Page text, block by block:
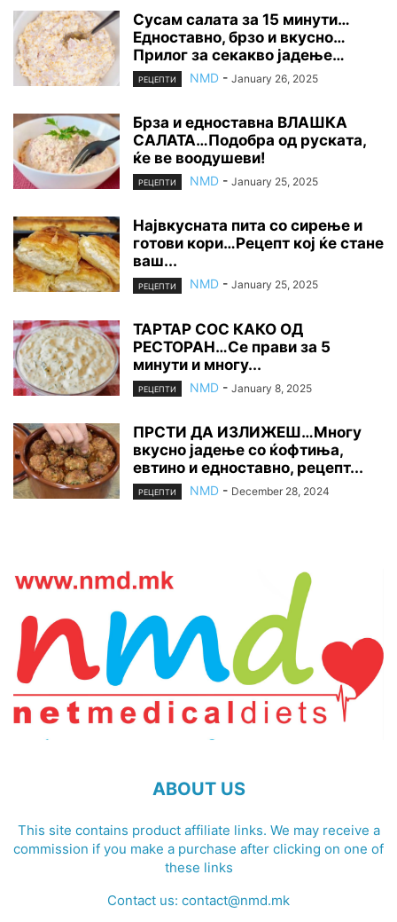
Сусам салата за 15 минути…
Едноставно, брзо и вкусно…
Прилог за секакво јадење…
РЕЦЕПТИ NMD - January 26, 2025
Брза и едноставна ВЛАШКА
САЛАТА…Подобра од руската,
ќе ве воодушеви!
РЕЦЕПТИ NMD - January 25, 2025
Највкусната пита со сирење и
готови кори…Рецепт кој ќе стане
ваш...
РЕЦЕПТИ NMD - January 25, 2025
ТАРТАР СОС КАКО ОД
РЕСТОРАН…Се прави за 5
минути и многу...
РЕЦЕПТИ NMD - January 8, 2025
ПРСТИ ДА ИЗЛИЖЕШ…Многу
вкусно јадење со ќофтиња,
евтино и едноставно, рецепт...
РЕЦЕПТИ NMD - December 28, 2024
ABOUT US
This site contains product affiliate links. We may receive a
commission if you make a purchase after clicking on one of
these links
Contact us: contact@nmd.mk